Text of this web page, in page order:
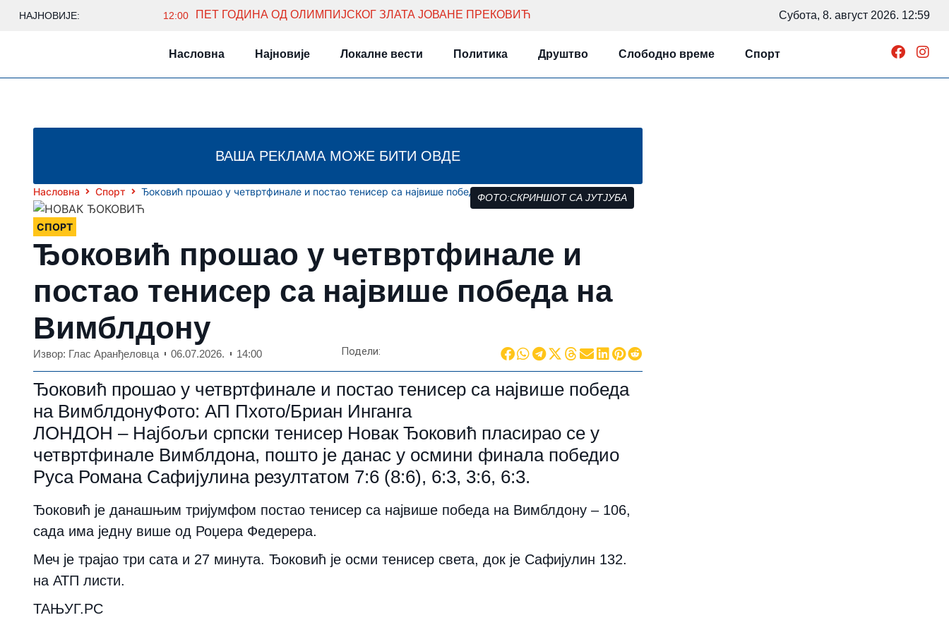
НАЈНОВИЈЕ: 12:00 ПЕТ ГОДИНА ОД ОЛИМПИЈСКОГ ЗЛАТА ЈОВАНЕ ПРЕКОВИЋ Субота, 8. август 2026. 12:59
Насловна Најновије Локалне вести Политика Друштво Слободно време Спорт
ВАША РЕКЛАМА МОЖЕ БИТИ ОВДЕ
Насловна Спорт Ђоковић прошао у четвртфинале и постао тенисер са највише победа на ВимблдонуФОТО:СКРИНШОТ СА ЈУТЈУБА
СПОРТ
Ђоковић прошао у четвртфинале и
постао тенисер са највише победа на
Вимблдону
Извор: Глас Аранђеловца 06.07.2026. 14:00 Подели:
Ђоковић прошао у четвртфинале и постао тенисер са највише победа
на ВимблдонуФото: АП Пхото/Бриан Инганга
ЛОНДОН – Најбољи српски тенисер Новак Ђоковић пласирао се у
четвртфинале Вимблдона, пошто је данас у осмини финала победио
Руса Романа Сафијулина резултатом 7:6 (8:6), 6:3, 3:6, 6:3.
Ђоковић је данашњим тријумфом постао тенисер са највише победа на Вимблдону – 106,
сада има једну више од Роџера Федерера.
Меч је трајао три сата и 27 минута. Ђоковић је осми тенисер света, док је Сафијулин 132.
на АТП листи.
ТАЊУГ.РС